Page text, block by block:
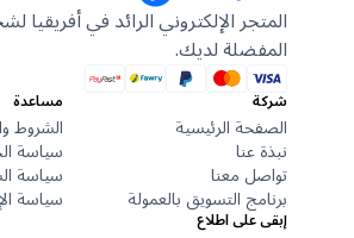
المتجر الإلكتروني الرائد في أفريقيا لشحن
المفضلة لديك.
الصفحة الرئيسية
نبذة عنا
تواصل معنا
برنامج التسويق بالعمولة
مساعدة
الشروط والأحكام
سياسة
سياسة الشحن
سياسة الإرجاع
إبقى على اطلاع